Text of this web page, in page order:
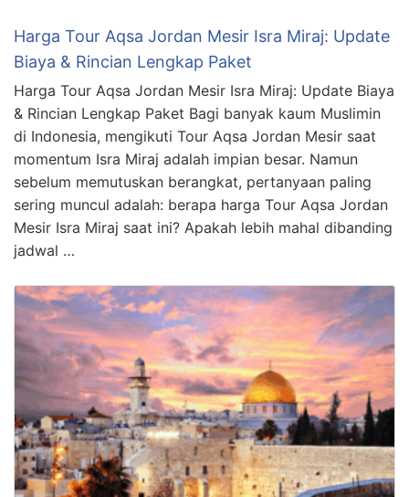
Harga Tour Aqsa Jordan Mesir Isra Miraj: Update
Biaya & Rincian Lengkap Paket
Harga Tour Aqsa Jordan Mesir Isra Miraj: Update Biaya
& Rincian Lengkap Paket Bagi banyak kaum Muslimin
di Indonesia, mengikuti Tour Aqsa Jordan Mesir saat
momentum Isra Miraj adalah impian besar. Namun
sebelum memutuskan berangkat, pertanyaan paling
sering muncul adalah: berapa harga Tour Aqsa Jordan
Mesir Isra Miraj saat ini? Apakah lebih mahal dibanding
jadwal …